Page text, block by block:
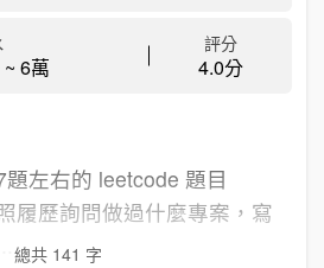
6萬
評分
4.0分
左右的 leetcode 題目
履歷詢問做過什麼專案，寫
總共 141 字